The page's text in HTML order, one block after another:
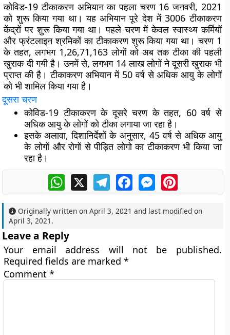
कोविड-19 टीकाकरण अभियान का पहला चरण 16 जनवरी, 2021
को शुरू किया गया था। यह अभियान पूरे देश में 3006 टीकाकरण
केंद्रों पर शुरू किया गया था। पहले चरण में केवल स्वास्थ्य कर्मियों
और फ्रंटलाइन श्रमिकों का टीकाकरण शुरू किया गया था। चरण 1
के तहत, लगभग 1,26,71,163 लोगों को अब तक टीका की पहली
खुराक दी गयी है। उनमें से, लगभग 14 लाख लोगों ने दूसरी खुराक भी
प्राप्त की है। टीकाकरण अभियान में 50 वर्ष से अधिक आयु के लोगों
को भी शामिल किया गया है।
दूसरा चरण
कोविड-19 टीकाकरण के दूसरे चरण के तहत, 60 वर्ष से
अधिक आयु के लोगों को टीका लगाया जा रहा है।
इसके अलावा, दिशानिर्देशों के अनुसार, 45 वर्ष से अधिक आयु
के लोगों और रोगों से पीड़ित लोगो का टीकाकरण भी किया जा
रहा है।
WhatsApp
X TelegramFacebookMessengerPinterest
Originally written onApril 3, 2021 and last modified on
April 3, 2021 .
Leave a Reply
Your email address will not be published.
Required fields are marked*
Comment*